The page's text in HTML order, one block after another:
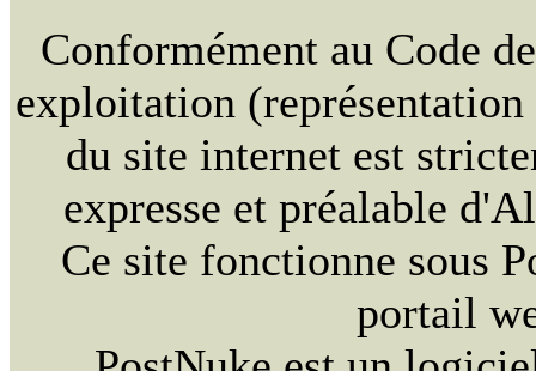
Conformément au Code
exploitation
du site internet est
expresse et préalable
Ce site fonctionne sous
portail